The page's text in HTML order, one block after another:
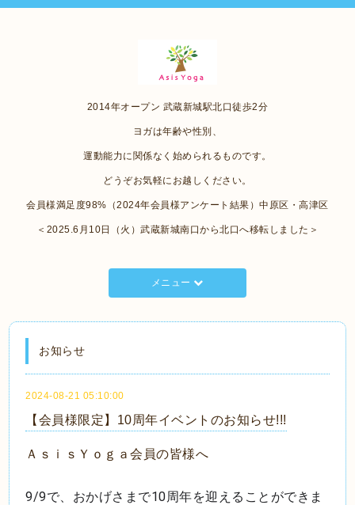
2014年オープン 武蔵新城駅北口徒歩2分
ヨガは年齢や性別、
運動能力に関係なく始められるものです。
どうぞお気軽にお越しください。
会員様満足度98%（2024年会員様アンケート結果）中原区・高津区
＜2025.6月10日（火）武蔵新城南口から北口へ移転しました＞
メニュー
お知らせ
2024-08-21 05:10:00
【会員様限定】10周年イベントのお知らせ!!!
ＡｓｉｓＹｏｇａ会員の皆様へ
9/9で、おかげさまで10周年を迎えることができま